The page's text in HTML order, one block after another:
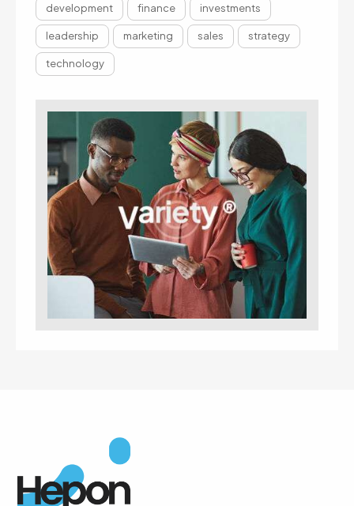
development finance investments
leadership marketing sales strategy
technology